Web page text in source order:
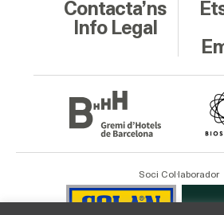
Contacta’ns
Info Legal
Soci Col·laborador